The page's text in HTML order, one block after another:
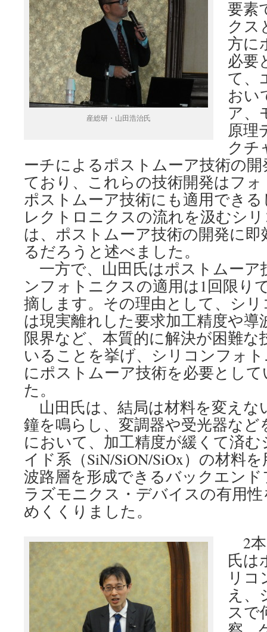
産総研・山田浩治氏
要素
クス
方に
必要
て、
おい
ア、
原理
クチ
ーチによるポストムーア技術の
ており、これらの技術開発はフ
ポストムーア技術にも適用でき
レクトロニクスの流れを汲むシ
は、ポストムーア技術の開発に
るだろうと述べました。
一方で、山田氏はポストムーア
ンフォトニクスの適用は1回限り
摘します。その理由として、シ
は現実離れした要求加工精度や
限界など、本質的に解決が困難な
いることを挙げ、シリコンフォ
にポストムーア技術を必要とし
た。
山田氏は、結局は材料を変えな
鐘を鳴らし、変調器や受光器など
において、加工精度が緩くて済
イド系（SiN/SiON/SiOx）の材料
波路層を形成できるバックエン
ラズモニクス・デバイスの有用
めくくりました。
2本
氏は
リコ
え、
スで